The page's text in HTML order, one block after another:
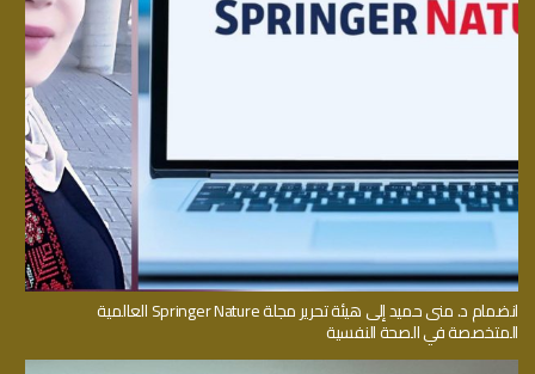
انضمام د. منى حميد إلى هيئة تحرير مجلة Springer Nature العالمية
المتخصصة في الصحة النفسية